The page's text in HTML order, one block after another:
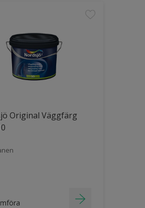
Original Väggfärg